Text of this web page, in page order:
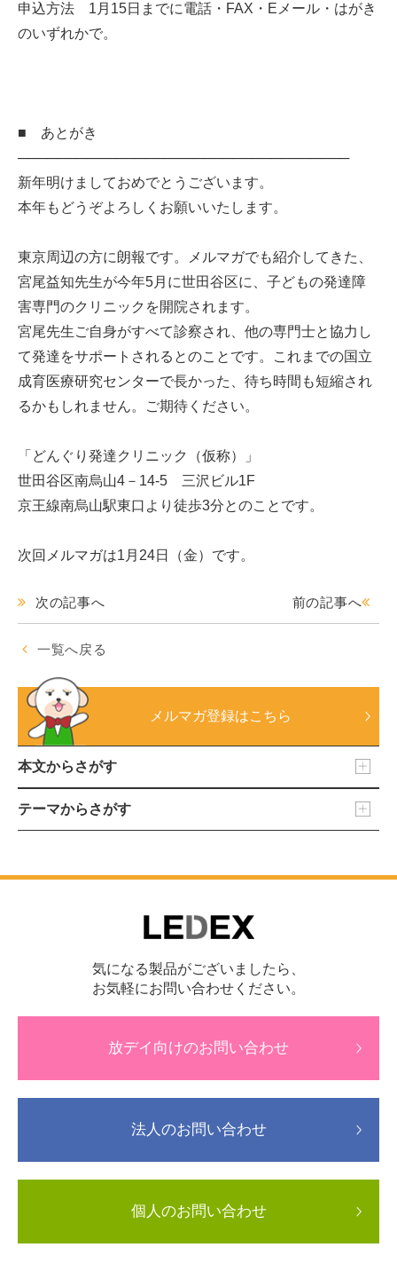
申込方法 1月15日までに電話・FAX・Eメール・はがき
のいずれかで。
■ あとがき
──────────────────────────────────
新年明けましておめでとうございます。
本年もどうぞよろしくお願いいたします。
東京周辺の方に朗報です。メルマガでも紹介してきた、
宮尾益知先生が今年5月に世田谷区に、子どもの発達障
害専門のクリニックを開院されます。
宮尾先生ご自身がすべて診察され、他の専門士と協力し
て発達をサポートされるとのことです。これまでの国立
成育医療研究センターで長かった、待ち時間も短縮され
るかもしれません。ご期待ください。
「どんぐり発達クリニック（仮称）」
世田谷区南烏山4－14-5 三沢ビル1F
京王線南烏山駅東口より徒歩3分とのことです。
次回メルマガは1月24日（金）です。
前の記事へ
次の記事へ
一覧へ戻る
メルマガ登録はこちら
本文からさがす
テーマからさがす
気になる製品がございましたら、
お気軽にお問い合わせください。
放デイ向けのお問い合わせ
法人のお問い合わせ
個人のお問い合わせ